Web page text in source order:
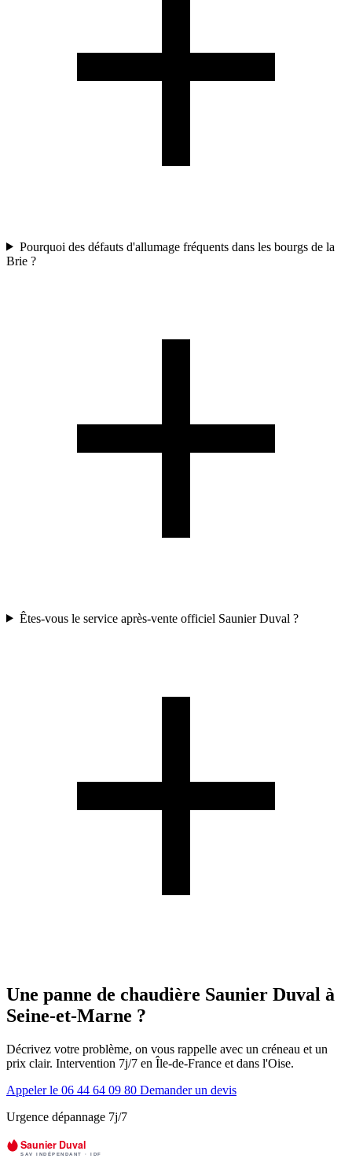
Pourquoi des défauts d'allumage fréquents dans les bourgs de la
Brie ?
Êtes-vous le service après-vente officiel Saunier Duval ?
Une panne de chaudière Saunier Duval à
Seine-et-Marne ?
Décrivez votre problème, on vous rappelle avec un créneau et un
prix clair. Intervention 7j/7 en Île-de-France et dans l'Oise.
Appeler le 06 44 64 09 80 Demander un devis
Urgence dépannage 7j/7